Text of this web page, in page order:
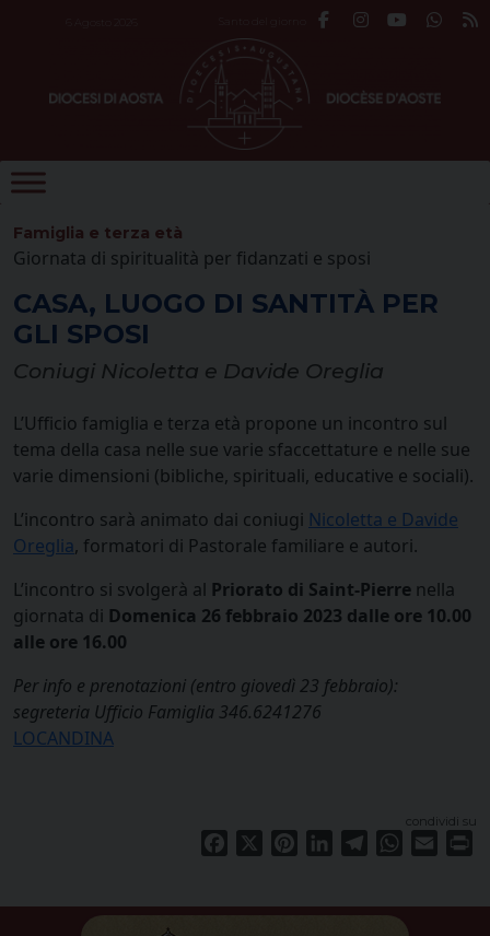
Famiglia e terza età
Giornata di spiritualità per fidanzati e sposi
CASA, LUOGO DI SANTITÀ PER
GLI SPOSI
Coniugi Nicoletta e Davide Oreglia
L’Ufficio famiglia e terza età propone un incontro sul
tema della casa nelle sue varie sfaccettature e nelle sue
varie dimensioni (bibliche, spirituali, educative e sociali).
L’incontro sarà animato dai coniugi Nicoletta e Davide
Oreglia, formatori di Pastorale familiare e autori.
L’incontro si svolgerà al Priorato di Saint-Pierre nella
giornata di Domenica 26 febbraio 2023 dalle ore 10.00
alle ore 16.00
Per info e prenotazioni (entro giovedì 23 febbraio):
segreteria Ufficio Famiglia 346.6241276
LOCANDINA
condividi su
Facebook PinterestLinkedInTelegramWhatsApp
Email